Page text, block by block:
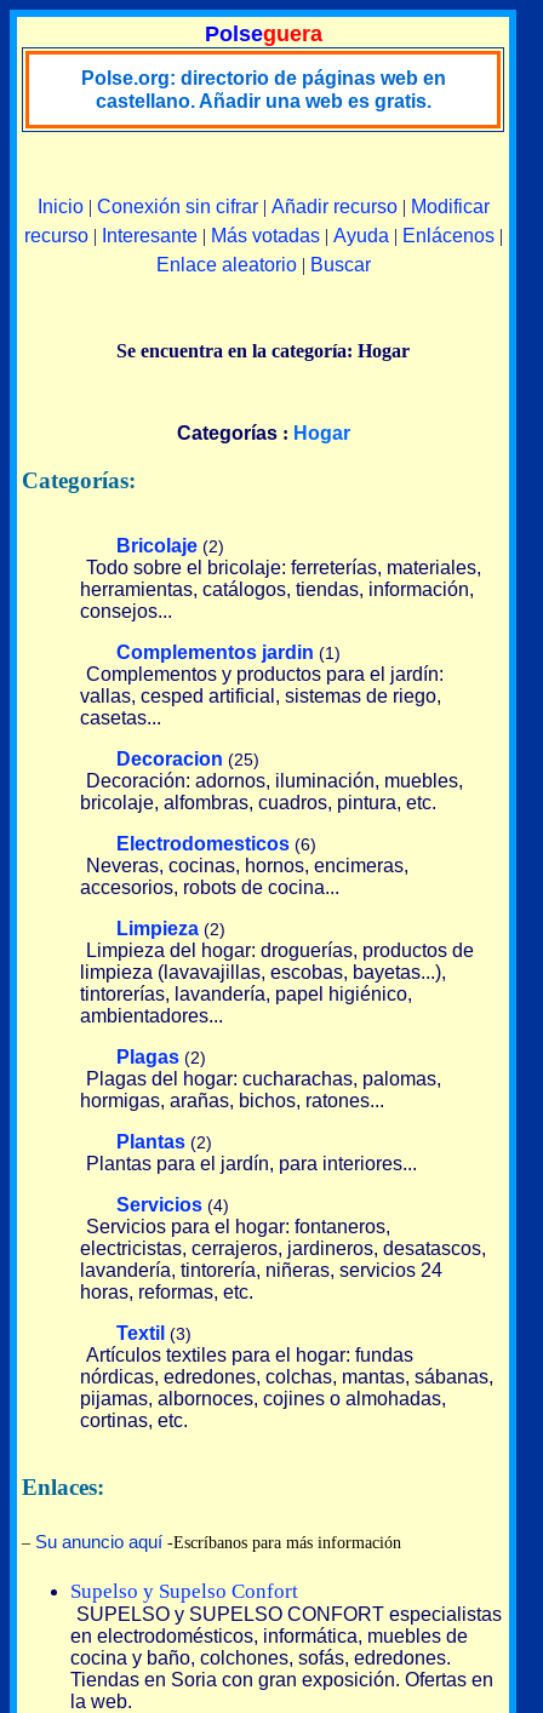
Polseguera
Polse.org: directorio de páginas web en
castellano. Añadir una web es gratis.
Inicio| Conexión sin cifrar| Añadir recurso| Modificar
recurso| Interesante| Más votadas| Ayuda | Enlácenos|
Enlace aleatorio| Buscar
Se encuentra en la categoría: Hogar
Categorías: Hogar
Categorías:
Bricolaje (2)
Todo sobre el bricolaje: ferreterías, materiales,
herramientas, catálogos, tiendas, información,
consejos...
Complementos jardin (1)
Complementos y productos para el jardín:
vallas, cesped artificial, sistemas de riego,
casetas...
Decoracion (25)
Decoración: adornos, iluminación, muebles,
bricolaje, alfombras, cuadros, pintura, etc.
Electrodomesticos (6)
Neveras, cocinas, hornos, encimeras,
accesorios, robots de cocina...
Limpieza (2)
Limpieza del hogar: droguerías, productos de
limpieza (lavavajillas, escobas, bayetas...),
tintorerías, lavandería, papel higiénico,
ambientadores...
Plagas (2)
Plagas del hogar: cucharachas, palomas,
hormigas, arañas, bichos, ratones...
Plantas (2)
Plantas para el jardín, para interiores...
Servicios (4)
Servicios para el hogar: fontaneros,
electricistas, cerrajeros, jardineros, desatascos,
lavandería, tintorería, niñeras, servicios 24
horas, reformas, etc.
Textil (3)
Artículos textiles para el hogar: fundas
nórdicas, edredones, colchas, mantas, sábanas,
pijamas, albornoces, cojines o almohadas,
cortinas, etc.
Enlaces:
– Su anuncio aquí -Escríbanos para más información
Supelso y Supelso Confort
SUPELSO y SUPELSO CONFORT especialistas
en electrodomésticos, informática, muebles de
cocina y baño, colchones, sofás, edredones.
Tiendas en Soria con gran exposición. Ofertas en
la web.